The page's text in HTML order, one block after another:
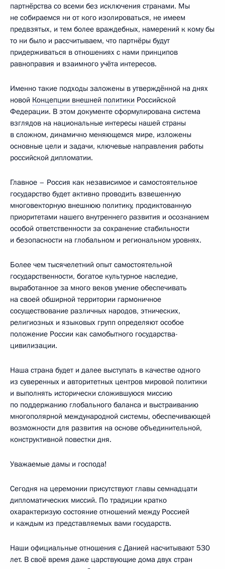
партнёрства со всеми без исключения странами. Мы
не собираемся ни от кого изолироваться, не имеем
предвзятых, и тем более враждебных, намерений к кому бы
то ни было и рассчитываем, что партнёры будут
придерживаться в отношениях с нами принципов
равноправия и взаимного учёта интересов.
Именно такие подходы заложены в утверждённой на днях
новой Концепции внешней политики Российской
Федерации. В этом документе сформулирована система
взглядов на национальные интересы нашей страны
в сложном, динамично меняющемся мире, изложены
основные цели и задачи, ключевые направления работы
российской дипломатии.
Главное – Россия как независимое и самостоятельное
государство будет активно проводить взвешенную
многовекторную внешнюю политику, продиктованную
приоритетами нашего внутреннего развития и осознанием
особой ответственности за сохранение стабильности
и безопасности на глобальном и региональном уровнях.
Более чем тысячелетний опыт самостоятельной
государственности, богатое культурное наследие,
выработанное за много веков умение обеспечивать
на своей обширной территории гармоничное
сосуществование различных народов, этнических,
религиозных и языковых групп определяют особое
положение России как самобытного государства-
цивилизации.
Наша страна будет и далее выступать в качестве одного
из суверенных и авторитетных центров мировой политики
и выполнять исторически сложившуюся миссию
по поддержанию глобального баланса и выстраиванию
многополярной международной системы, обеспечивающей
возможности для развития на основе объединительной,
конструктивной повестки дня.
Уважаемые дамы и господа!
Сегодня на церемонии присутствуют главы семнадцати
дипломатических миссий. По традиции кратко
охарактеризую состояние отношений между Россией
и каждым из представляемых вами государств.
Наши официальные отношения с Данией насчитывают 530
лет. В своё время даже царствующие дома двух стран